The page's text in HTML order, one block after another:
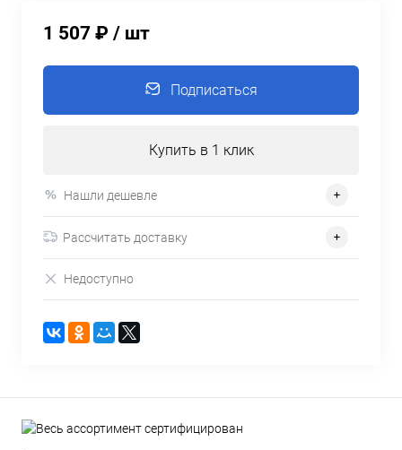
1 507 ₽ / шт
Подписаться
Купить в 1 клик
Нашли дешевле
Рассчитать доставку
Недоступно